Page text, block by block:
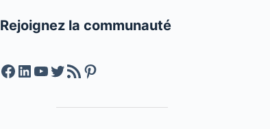
Rejoignez la communauté
Facebook
LinkedIn
YouTube
Twitter
Feed RSSPinterest